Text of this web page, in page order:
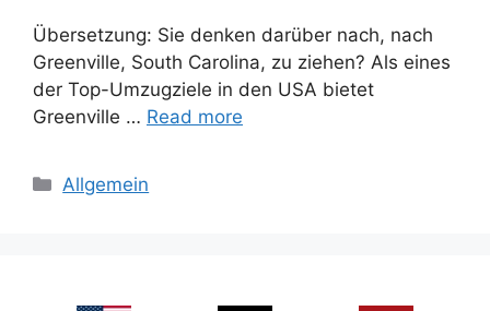
Übersetzung: Sie denken darüber nach, nach
Greenville, South Carolina, zu ziehen? Als eines
der Top-Umzugziele in den USA bietet
Greenville … Read more
Categories
Allgemein